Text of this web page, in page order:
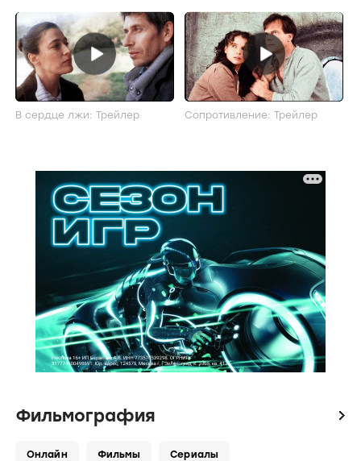
В сердце лжи: Трейлер Сопротивление: Трейлер
Фильмография icon
Онлайн Фильмы Сериалы